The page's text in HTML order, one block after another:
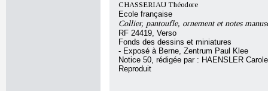
CHASSERIAU Théodore
Ecole française
Collier, pantoufle, ornement et notes
RF 24419, Verso
Fonds des dessins et miniatures
- Exposé à Berne, Zentrum Paul Klee
Notice 50, rédigée par : HAENSLER Carole
Reproduit